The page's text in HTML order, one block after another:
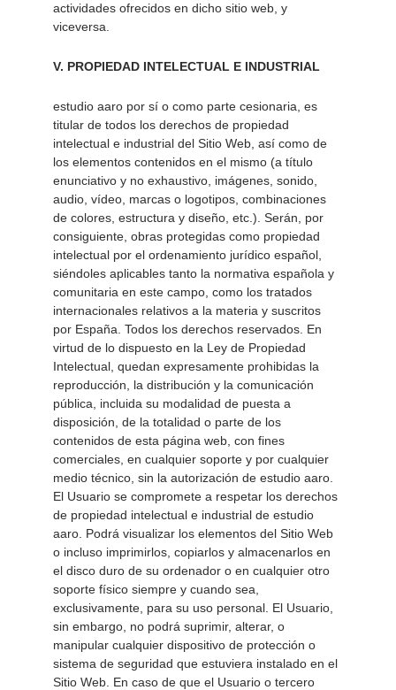
actividades ofrecidos en dicho sitio web, y
viceversa.
V. PROPIEDAD INTELECTUAL E INDUSTRIAL
estudio aaro por sí o como parte cesionaria, es
titular de todos los derechos de propiedad
intelectual e industrial del Sitio Web, así como de
los elementos contenidos en el mismo (a título
enunciativo y no exhaustivo, imágenes, sonido,
audio, vídeo, marcas o logotipos, combinaciones
de colores, estructura y diseño, etc.). Serán, por
consiguiente, obras protegidas como propiedad
intelectual por el ordenamiento jurídico español,
siéndoles aplicables tanto la normativa española y
comunitaria en este campo, como los tratados
internacionales relativos a la materia y suscritos
por España. Todos los derechos reservados. En
virtud de lo dispuesto en la Ley de Propiedad
Intelectual, quedan expresamente prohibidas la
reproducción, la distribución y la comunicación
pública, incluida su modalidad de puesta a
disposición, de la totalidad o parte de los
contenidos de esta página web, con fines
comerciales, en cualquier soporte y por cualquier
medio técnico, sin la autorización de estudio aaro.
El Usuario se compromete a respetar los derechos
de propiedad intelectual e industrial de estudio
aaro. Podrá visualizar los elementos del Sitio Web
o incluso imprimirlos, copiarlos y almacenarlos en
el disco duro de su ordenador o en cualquier otro
soporte físico siempre y cuando sea,
exclusivamente, para su uso personal. El Usuario,
sin embargo, no podrá suprimir, alterar, o
manipular cualquier dispositivo de protección o
sistema de seguridad que estuviera instalado en el
Sitio Web. En caso de que el Usuario o tercero